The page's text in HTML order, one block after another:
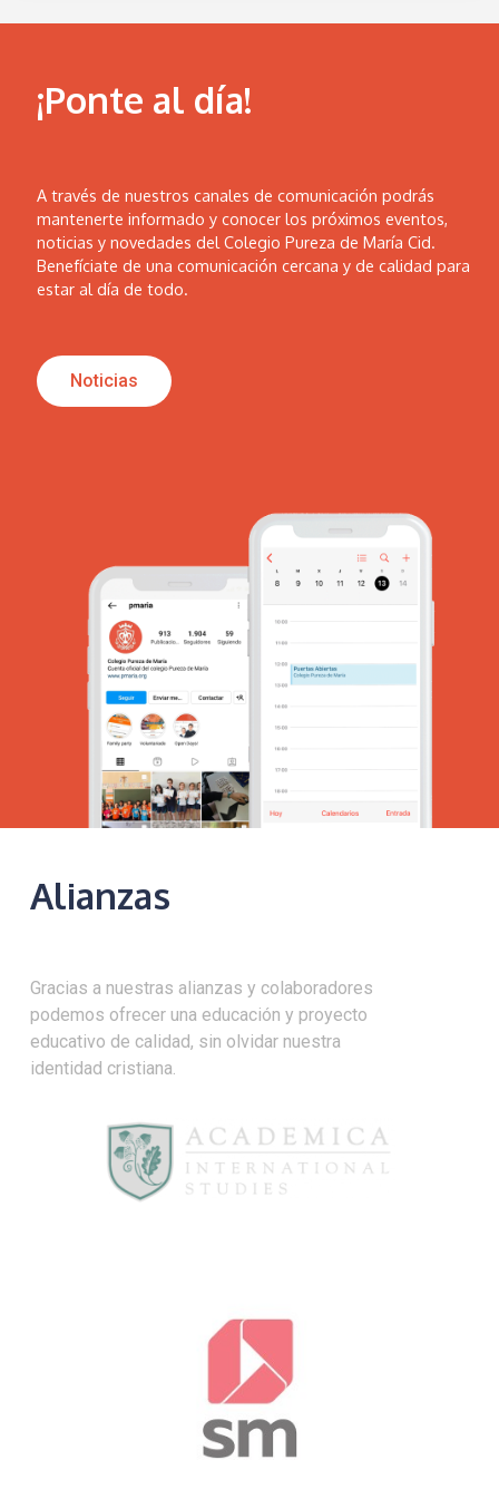
¡Ponte al día!
A través de nuestros canales de comunicación podrás
mantenerte informado y conocer los próximos eventos,
noticias y novedades del Colegio Pureza de María Cid.
Benefíciate de una comunicación cercana y de calidad para
estar al día de todo.
Noticias
Alianzas
Gracias a nuestras alianzas y colaboradores
podemos ofrecer una educación y proyecto
educativo de calidad, sin olvidar nuestra
identidad cristiana.